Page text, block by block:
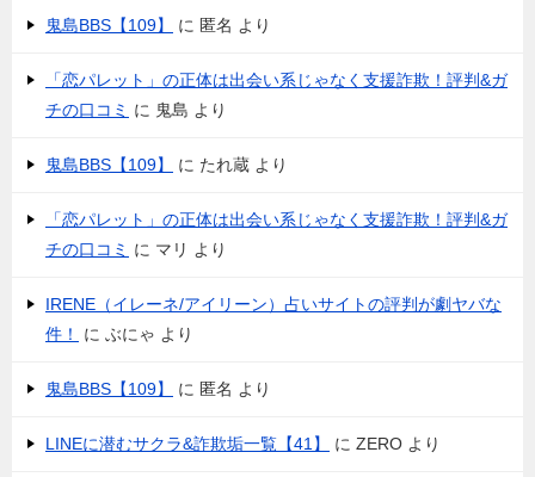
鬼島BBS【109】 に 匿名 より
「恋パレット」の正体は出会い系じゃなく支援詐欺！評判&ガ
チの口コミ に 鬼島 より
鬼島BBS【109】 に たれ蔵 より
「恋パレット」の正体は出会い系じゃなく支援詐欺！評判&ガ
チの口コミ に マリ より
IRENE（イレーネ/アイリーン）占いサイトの評判が劇ヤバな
件！
に ぶにゃ より
鬼島BBS【109】 に 匿名 より
LINEに潜むサクラ&詐欺垢一覧【41】 に ZERO より